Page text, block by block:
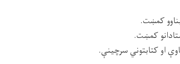
کمښت.
کمښت.
او کتابتوني سرچینې.